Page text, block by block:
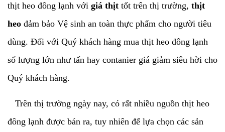
thịt heo đông lạnh với giá thịt tốt trên thị trường, thịt
heo đảm bảo Vệ sinh an toàn thực phẩm cho người tiêu
dùng. Đối với Quý khách hàng mua thịt heo đông lạnh
số lượng lớn như tấn hay contanier giá giảm siêu hời cho
Quý khách hàng.
Trên thị trường ngày nay, có rất nhiều nguồn thịt heo
đông lạnh được bán ra, tuy nhiên để lựa chọn các sản